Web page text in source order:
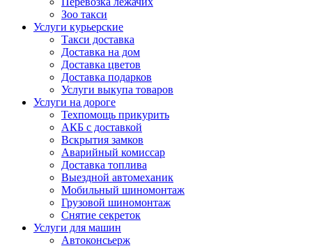
Зоо такси
Услуги курьерские
Такси доставка
Доставка на дом
Доставка цветов
Доставка подарков
Услуги выкупа товаров
Услуги на дороге
Техпомощь прикурить
АКБ с доставкой
Вскрытия замков
Аварийный комиссар
Доставка топлива
Выездной автомеханик
Мобильный шиномонтаж
Грузовой шиномонтаж
Снятие секреток
Услуги для машин
Автоконсьерж